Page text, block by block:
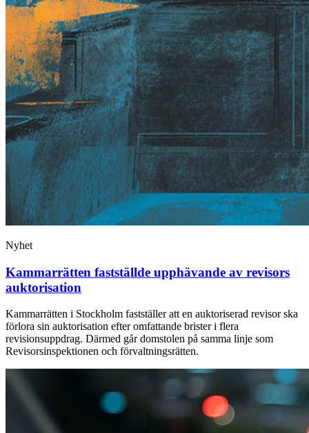
Nyhet
Kammarrätten fastställde upphävande av revisors
auktorisation
Kammarrätten i Stockholm fastställer att en auktoriserad revisor ska
förlora sin auktorisation efter omfattande brister i flera
revisionsuppdrag. Därmed går domstolen på samma linje som
Revisorsinspektionen och förvaltningsrätten.